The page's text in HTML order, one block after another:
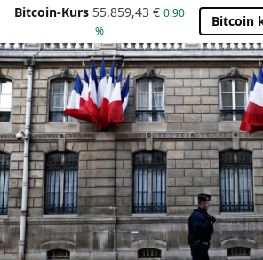
Bitcoin-Kurs 55.859,43 € 0.90
%
Bitcoin